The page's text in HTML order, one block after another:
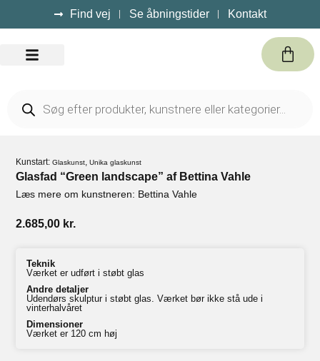
Find vej Se åbningstider Kontakt
Kunstart:Glaskunst,Unika glaskunst
Glasfad “Green landscape” af Bettina Vahle
Læs mere om kunstneren: Bettina Vahle
2.685,00 kr.
Teknik
Værket er udført i støbt glas
Andre detaljer
Udendørs skulptur i støbt glas. Værket bør ikke stå ude i
vinterhalvåret
Dimensioner
Værket er 120 cm høj